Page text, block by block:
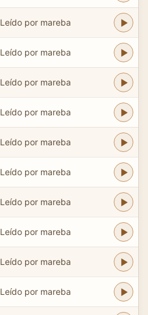
Leído por mareba
Leído por mareba
Leído por mareba
Leído por mareba
Leído por mareba
Leído por mareba
Leído por mareba
Leído por mareba
Leído por mareba
Leído por mareba